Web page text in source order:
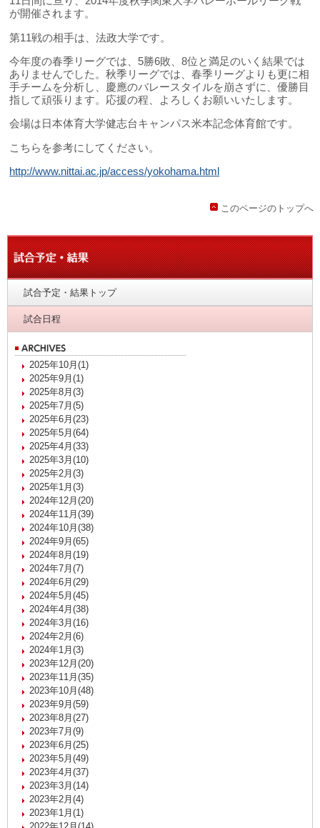
が開催されます。
第11戦の相手は、法政大学です。
今年度の春季リーグでは、5勝6敗、8位と満足のいく結果では
ありませんでした。秋季リーグでは、春季リーグよりも更に相
手チームを分析し、慶應のバレースタイルを崩さずに、優勝目
指して頑張ります。応援の程、よろしくお願いいたします。
会場は日本体育大学健志台キャンパス米本記念体育館です。
こちらを参考にしてください。
http://www.nittai.ac.jp/access/yokohama.html
このページのトップへ
試合予定・結果トップ
試合日程
2025年10月(1)
2025年9月(1)
2025年8月(3)
2025年7月(5)
2025年6月(23)
2025年5月(64)
2025年4月(33)
2025年3月(10)
2025年2月(3)
2025年1月(3)
2024年12月(20)
2024年11月(39)
2024年10月(38)
2024年9月(65)
2024年8月(19)
2024年7月(7)
2024年6月(29)
2024年5月(45)
2024年4月(38)
2024年3月(16)
2024年2月(6)
2024年1月(3)
2023年12月(20)
2023年11月(35)
2023年10月(48)
2023年9月(59)
2023年8月(27)
2023年7月(9)
2023年6月(25)
2023年5月(49)
2023年4月(37)
2023年3月(14)
2023年2月(4)
2023年1月(1)